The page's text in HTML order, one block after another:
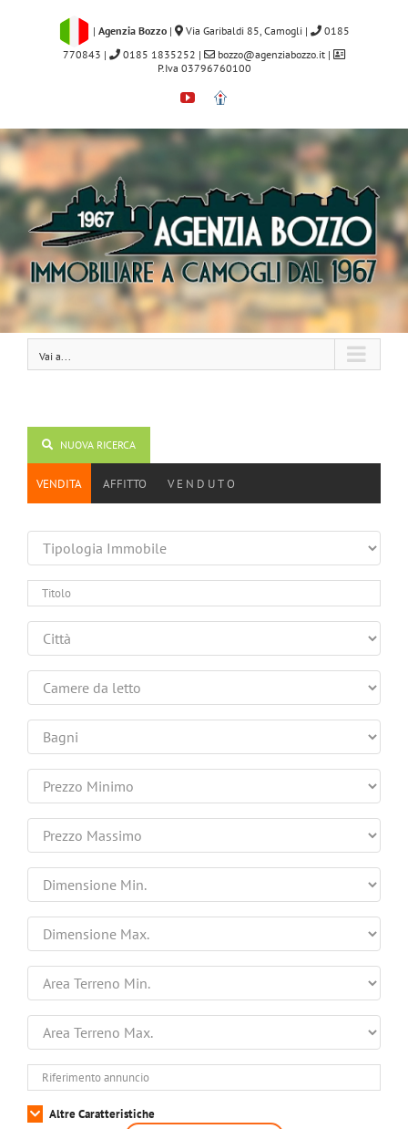
| Agenzia Bozzo | Via Garibaldi 85, Camogli |
0185
770843 | 0185 1835252 | bozzo@agenziabozzo.it|
P.Iva 03796760100
YouTube
Immobiliare.it
Vai a...
NUOVA RICERCA
VENDITA AFFITTO V E N D U T O
Altre Caratteristiche